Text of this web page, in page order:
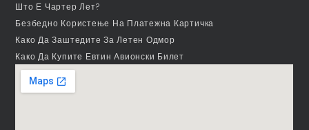
Што Е Чартер Лет?
Безбедно Користење На Платежна Картичка
Како Да Заштедите За Летен Одмор
Како Да Купите Евтин Авионски Билет